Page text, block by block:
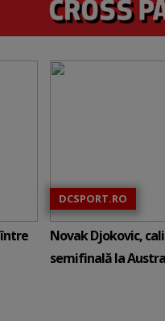
între
DCSPORT.RO
Novak Djokovic,
semifinală la